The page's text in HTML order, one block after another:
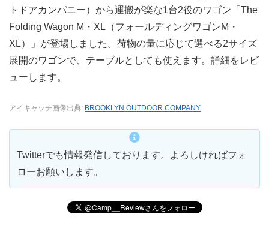
トドアカンパニー）から運搬が楽な1台2役のワゴン「The
Folding Wagon M・XL（フォールディングワゴンM・
XL）」が登場しました。荷物の量に応じて選べる2サイズ
展開のワゴンで、テーブルとしても使えます。詳細をレビ
ューします。
アイキャッチ画像出典: BROOKLYN OUTDOOR COMPANY
Twitterでも情報発信しております。よろしければフォ
ローお願いします。